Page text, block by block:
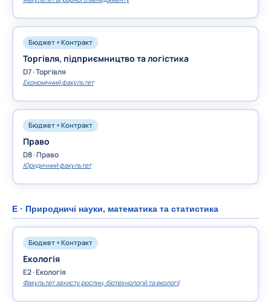
Бюджет + Контракт
Торгівля, підприємництво та логістика
D7 · Торгівля
Економічний факультет
Бюджет + Контракт
Право
D8 · Право
Юридичний факультет
E · Природничі науки, математика та статистика
Бюджет + Контракт
Екологія
E2 · Екологія
Факультет захисту рослин, біотехнологій та екології